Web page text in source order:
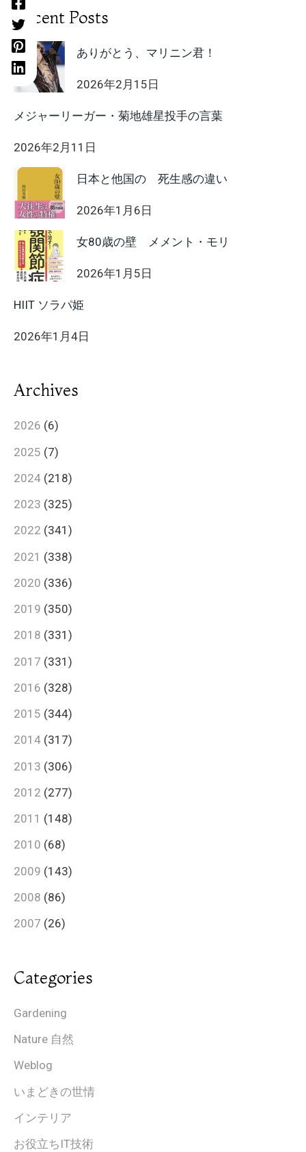
Recent Posts
ありがとう、マリニン君！
2026年2月15日
メジャーリーガー・菊地雄星投手の言葉
2026年2月11日
日本と他国の 死生感の違い
2026年1月6日
女80歳の壁 メメント・モリ
2026年1月5日
HIIT ソラパ姫
2026年1月4日
Archives
2026 (6)
2025 (7)
2024 (218)
2023 (325)
2022 (341)
2021 (338)
2020 (336)
2019 (350)
2018 (331)
2017 (331)
2016 (328)
2015 (344)
2014 (317)
2013 (306)
2012 (277)
2011 (148)
2010 (68)
2009 (143)
2008 (86)
2007 (26)
Categories
Gardening
Nature 自然
Weblog
いまどきの世情
インテリア
お役立ちIT技術